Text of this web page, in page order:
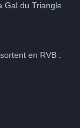
Gal du Triangle
en RVB :